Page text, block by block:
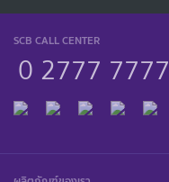
SCB CALL CENTER
0 2777 7777